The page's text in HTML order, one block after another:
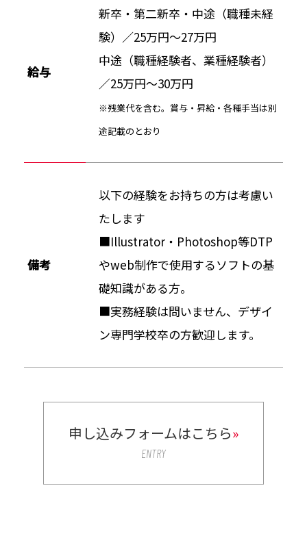
給与
新卒・第二新卒・中途（職種未経
験）／25万円～27万円
中途（職種経験者、業種経験者）
／25万円～30万円
※残業代を含む。賞与・昇給・各種手当は別
途記載のとおり
備考
以下の経験をお持ちの方は考慮い
たします
■Illustrator・Photoshop等DTP
やweb制作で使用するソフトの基
礎知識がある方。
■実務経験は問いません、デザイ
ン専門学校卒の方歓迎します。
申し込みフォームはこちら»
ENTRY